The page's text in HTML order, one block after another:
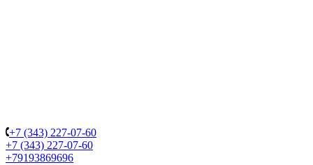
+7 (343) 227-07-60
+7 (343) 227-07-60
+79193869696